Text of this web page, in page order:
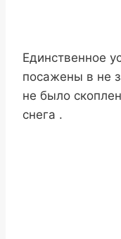
Единственное
посажены в не
не было
снега .